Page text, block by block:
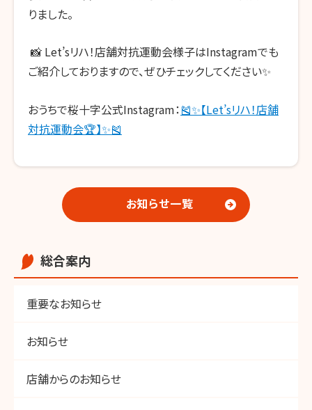
りました。
📸 Let’sリハ！店舗対抗運動会様子はInstagramでも
ご紹介しておりますので、ぜひチェックしてください✨
おうちで桜十字公式Instagram：🎽✨【Let’sリハ！店舗
対抗運動会🏆】✨🎽
お知らせ一覧
総合案内
重要なお知らせ
お知らせ
店舗からのお知らせ